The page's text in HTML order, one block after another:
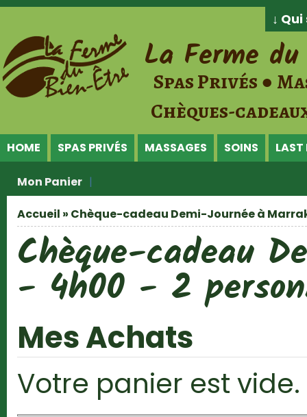
Jump to Content
↓
La Ferme
Spas Privés ●
Chèques-
HOME SPAS PRIVÉS MASSAGES SOINS LAST
Mon Panier
Vous êtes ici
Accueil » Chèque-cadeau Demi-Journée à
Chèque-cadeau
- 4h00 - 2
Mes Achats
Votre panier est vide.